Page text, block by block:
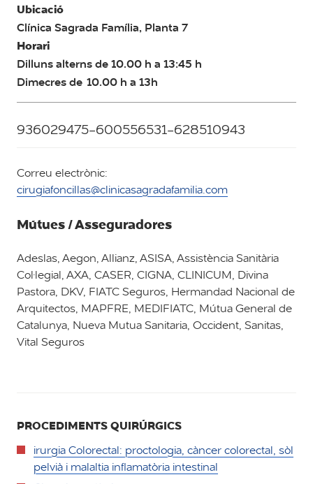
Ubicació
Clínica Sagrada Família, Planta 7
Horari
Dilluns alterns de 10.00 h a 13:45 h
Dimecres de 10.00 h a 13h
936029475-600556531-628510943
Correu electrònic:
cirugiafoncillas@clinicasagradafamilia.com
Mútues / Asseguradores
Adeslas, Aegon, Allianz, ASISA, Assistència Sanitària
Col·legial, AXA, CASER, CIGNA, CLINICUM, Divina
Pastora, DKV, FIATC Seguros, Hermandad Nacional de
Arquitectos, MAPFRE, MEDIFIATC, Mútua General de
Catalunya, Nueva Mutua Sanitaria, Occident, Sanitas,
Vital Seguros
PROCEDIMENTS QUIRÚRGICS
irurgia Colorectal: proctologia, càncer colorectal, sòl
pelvià i malaltia inflamatòria intestinal